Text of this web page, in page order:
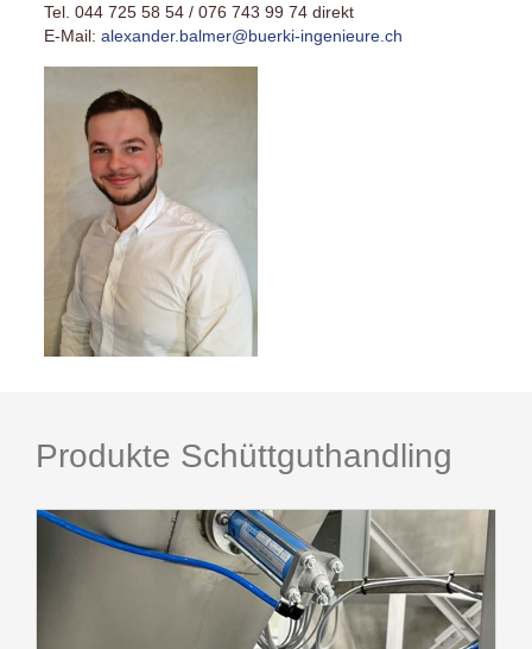
Tel. 044 725 58 54 / 076 743 99 74 direkt
E-Mail:alexander.balmer@buerki-ingenieure.ch
Produkte Schüttguthandling